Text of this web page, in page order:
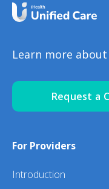
Learn more
Request a
For Providers
Introduction